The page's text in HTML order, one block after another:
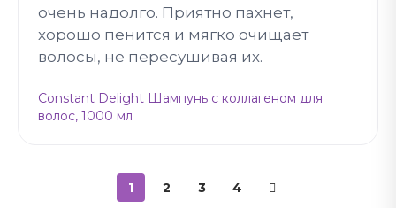
очень надолго. Приятно пахнет,
хорошо пенится и мягко очищает
волосы, не пересушивая их.
Constant Delight Шампунь с коллагеном для
волос, 1000 мл
1 2 3 4